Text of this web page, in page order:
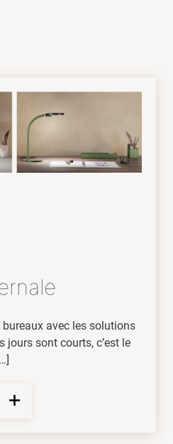
avec les solutions
jours sont courts, c’est le